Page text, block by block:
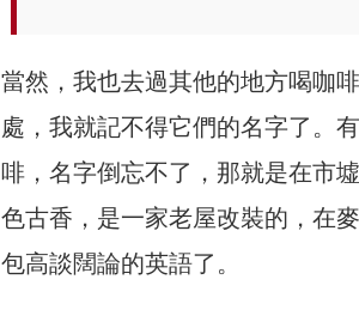
當然，我也去過其他的地方喝咖
處，我就記不得它們的名字了。
啡，名字倒忘不了，那就是在市
色古香，是一家老屋改裝的，在
包高談闊論的英語了。